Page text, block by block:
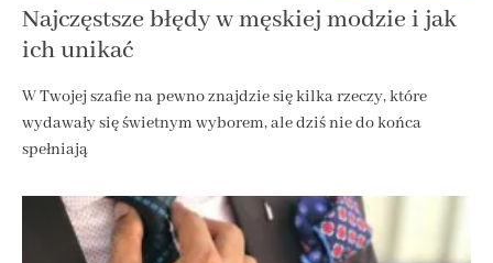
Najczęstsze błędy w męskiej modzie i jak
ich unikać
W Twojej szafie na pewno znajdzie się kilka rzeczy, które
wydawały się świetnym wyborem, ale dziś nie do końca
spełniają